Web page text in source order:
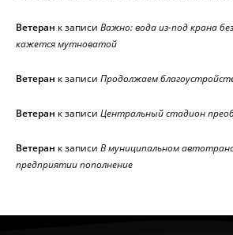
Ветеран к записи Важно: вода из-под крана
кажется мутноватой
Ветеран к записи Продолжаем
Ветеран к записи Центральный стадион
Ветеран к записи В муниципальном
предприятии пополнение